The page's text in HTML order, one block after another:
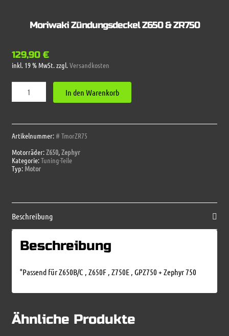
Moriwaki Zündungsdeckel Z650 & ZR750
129,90 €
inkl. 19 % MwSt.zzgl.Versandkosten
Zündungsdeckel
ZR750
Menge
In den Warenkorb
Artikelnummer:# TmorZR75
Motorräder:Z650,Zephyr
Kategorie:Tuning-Teile
Typ: Motor
Beschreibung
Beschreibung
°Passend für Z650B/C , Z650F , Z750E , GPZ750 + Zephyr 750
Ähnliche Produkte